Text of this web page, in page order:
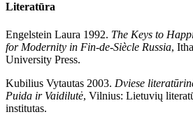
Literatūra
Engelstein Laura 1992. The Keys to
for Modernity in Fin-de-Siècle Russia,
University Press.
Kubilius Vytautas 2003. Dviese
Puida ir Vaidilutė, Vilnius: Lietuvių
institutas.